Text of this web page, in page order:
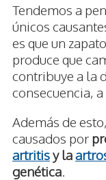
Tendemos a
únicos
es que un
produce que
contribuye a la
consecuencia,
Además de
causados por
artritisy la
genética.